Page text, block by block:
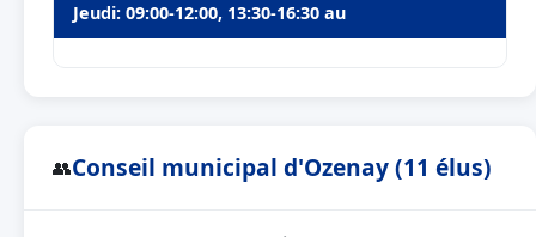
Jeudi: 09:00-12:00, 13:30-16:30 au
👥Conseil municipal d'Ozenay (11 élus)